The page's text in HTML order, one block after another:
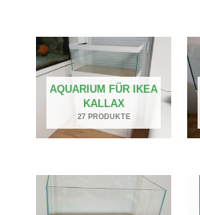
AQUARIUM FÜR IKEA
KALLAX
27 PRODUKTE